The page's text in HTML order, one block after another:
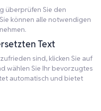
überprüfen Sie den
können alle notwendigen
Text
sind, klicken Sie auf
wählen Sie Ihr bevorzugtes
automatisch und bietet